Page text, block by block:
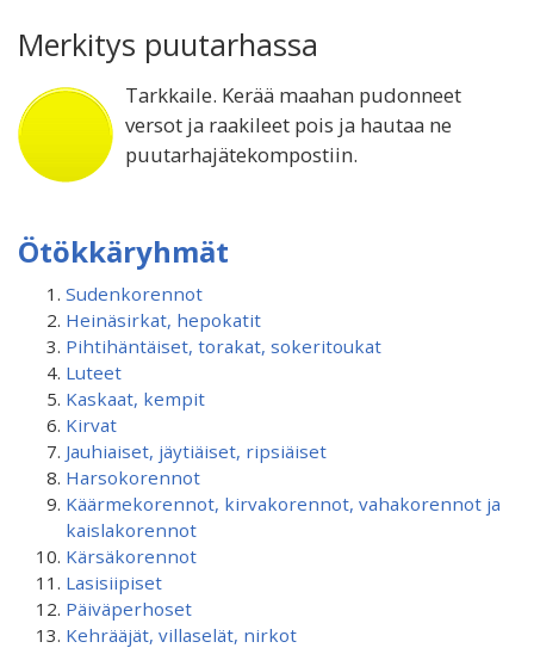
Merkitys puutarhassa
Tarkkaile. Kerää maahan pudonneet
versot ja raakileet pois ja hautaa ne
puutarhajätekompostiin.
Ötökkäryhmät
Sudenkorennot
Heinäsirkat, hepokatit
Pihtihäntäiset, torakat, sokeritoukat
Luteet
Kaskaat, kempit
Kirvat
Jauhiaiset, jäytiäiset, ripsiäiset
Harsokorennot
Käärmekorennot, kirvakorennot, vahakorennot ja
kaislakorennot
Kärsäkorennot
Lasisiipiset
Päiväperhoset
Kehrääjät, villaselät, nirkot